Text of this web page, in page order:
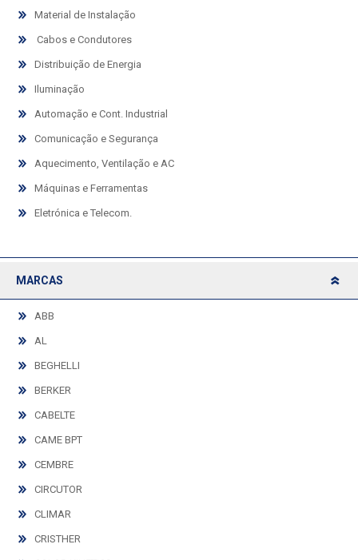
Material de Instalação
Cabos e Condutores
Distribuição de Energia
Iluminação
Automação e Cont. Industrial
Comunicação e Segurança
Aquecimento, Ventilação e AC
Máquinas e Ferramentas
Eletrónica e Telecom.
MARCAS
ABB
AL
BEGHELLI
BERKER
CABELTE
CAME BPT
CEMBRE
CIRCUTOR
CLIMAR
CRISTHER